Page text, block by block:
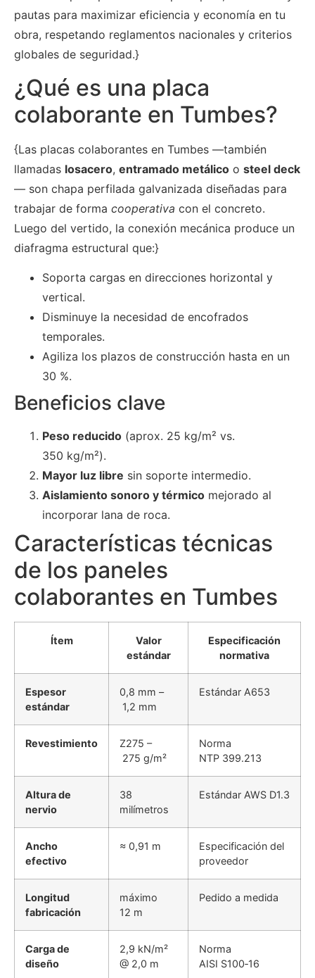
pautas para maximizar eficiencia y economía en tu
obra, respetando reglamentos nacionales y criterios
globales de seguridad.}
¿Qué es una placa
colaborante en Tumbes?
{Las placas colaborantes en Tumbes —también
llamadas losacero, entramado metálico o steel deck
— son chapa perfilada galvanizada diseñadas para
trabajar de forma cooperativa con el concreto.
Luego del vertido, la conexión mecánica produce un
diafragma estructural que:}
Soporta cargas en direcciones horizontal y
vertical.
Disminuye la necesidad de encofrados
temporales.
Agiliza los plazos de construcción hasta en un
30 %.
Beneficios clave
Peso reducido (aprox. 25 kg/m² vs.
350 kg/m²).
Mayor luz libre sin soporte intermedio.
Aislamiento sonoro y térmico mejorado al
incorporar lana de roca.
Características técnicas
de los paneles
colaborantes en Tumbes
Ítem
Valor
estándar
Especificación
normativa
Espesor
estándar
0,8 mm –
1,2 mm
Estándar A653
Revestimiento
Z275 –
275 g/m²
Norma
NTP 399.213
Altura de
nervio
38
milímetros
Estándar AWS D1.3
Ancho
efectivo
≈ 0,91 m
Especificación del
proveedor
Longitud
fabricación
máximo
12 m
Pedido a medida
Carga de
diseño
2,9 kN/m²
@ 2,0 m
Norma
AISI S100‑16